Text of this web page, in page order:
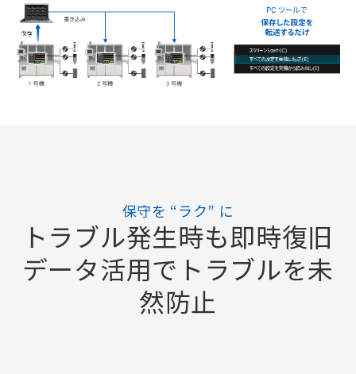
保守を “ラク” に
トラブル発生時も即時復旧
データ活用でトラブルを未
然防止